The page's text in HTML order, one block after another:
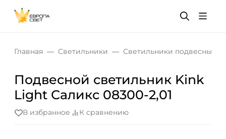
Главная Светильники Светильники подвесные
Подвесной светильник Kink
Light Саликс 08300-2,01
В избранное К сравнению